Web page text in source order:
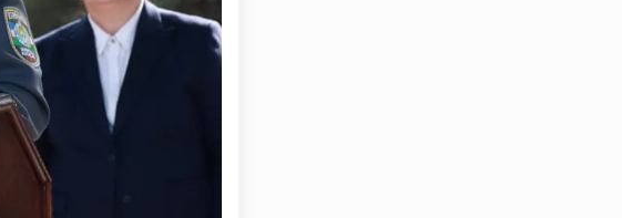
– Vatan himoyachilari kuni munosabati Milliy gvardiyada
Kuchlari tashkil etilganining 34 yilligi va Vatan himoyachilari
34 yilligi hamda 14-yanvar — Vatan himoyachilari kuni
safdoshlari xotirasiga bagʻishlab Milliy gvardiya Markaziy
bajo keltirishdi / / O‘zbekiston Respublikasi Prezidentining
kuni munosabati bilan harbiy xizmatchilar va huquqni
Shavkat Mirziyoyev Xavfsizlik kengashining kengaytirilgan
etilgan yirik quvvatli kogeneratsiya markazi faoliyati bilan
Toshkent dunyoning zamonaviy megapolislari andozasi